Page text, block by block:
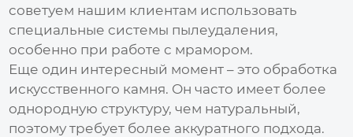
советуем нашим клиентам использовать
специальные системы пылеудаления,
особенно при работе с мрамором.
Еще один интересный момент – это обработка
искусственного камня. Он часто имеет более
однородную структуру, чем натуральный,
поэтому требует более аккуратного подхода.